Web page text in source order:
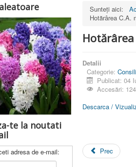
te la noutati
adresa de e-mail:
Sunteți aici:
Hotărârea C.A.
Detalii
Categorie:
Publicat: 04
Accesări:
Descarca /
Prec